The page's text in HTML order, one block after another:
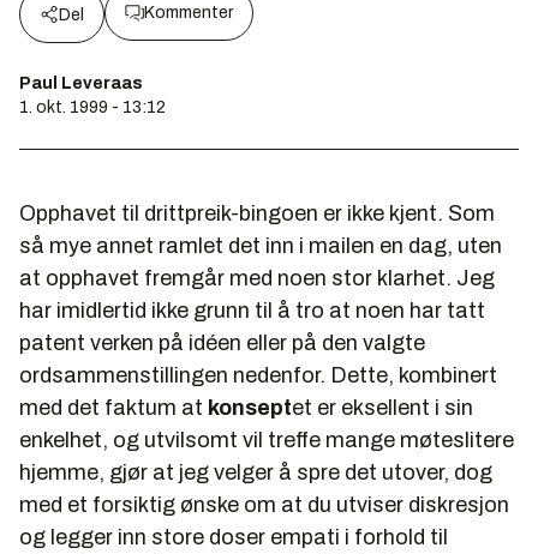
Del Kommenter
Paul Leveraas
1. okt. 1999 - 13:12
Opphavet til drittpreik-bingoen er ikke kjent. Som
så mye annet ramlet det inn i mailen en dag, uten
at opphavet fremgår med noen stor klarhet. Jeg
har imidlertid ikke grunn til å tro at noen har tatt
patent verken på idéen eller på den valgte
ordsammenstillingen nedenfor. Dette, kombinert
med det faktum at konseptet er eksellent i sin
enkelhet, og utvilsomt vil treffe mange møteslitere
hjemme, gjør at jeg velger å spre det utover, dog
med et forsiktig ønske om at du utviser diskresjon
og legger inn store doser empati i forhold til